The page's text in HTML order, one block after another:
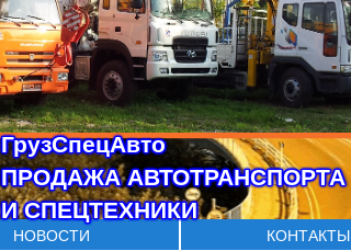
ГрузСпецАвто
ПРОДАЖА АВТОТРАНСПОРТА
И СПЕЦТЕХНИКИ
НОВОСТИ КОНТАКТЫ